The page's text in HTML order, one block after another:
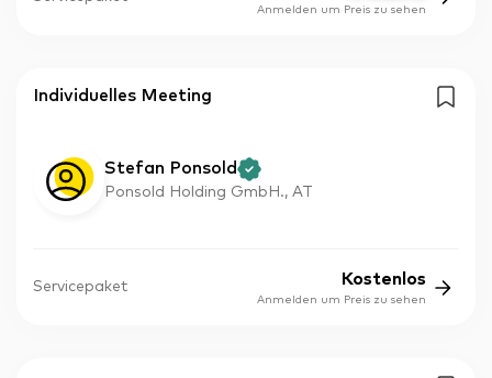
Anmelden um Preis zu sehen
Individuelles Meeting
Stefan Ponsold
Ponsold Holding GmbH., AT
Servicepaket Kostenlos
Anmelden um Preis zu sehen